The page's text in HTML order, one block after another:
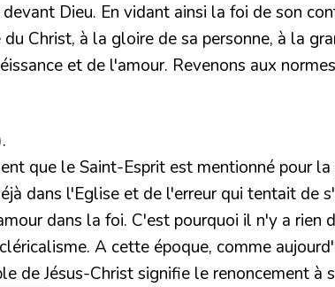
Dieu. En vidant ainsi la foi de son
Christ, à la gloire de sa personne, à la
et de l'amour. Revenons aux
que le Saint-Esprit est mentionné pour
dans l'Eglise et de l'erreur qui tentait
dans la foi. C'est pourquoi il n'y a rien
A cette époque, comme
de Jésus-Christ signifie le renoncement